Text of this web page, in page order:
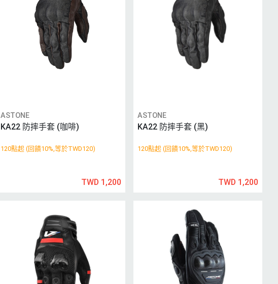
ASTONE
KA22 防摔手套 (咖啡)
120點起 (回饋10%,等於TWD120)
TWD 1,200
ASTONE
KA22 防摔手套 (黑)
120點起 (回饋10%,等於TWD120)
TWD 1,200